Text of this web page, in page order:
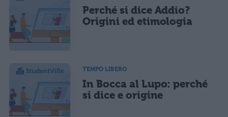
Perché si dice Addio?
Origini ed etimologia
TEMPO LIBERO
In Bocca al Lupo: perché
si dice e origine